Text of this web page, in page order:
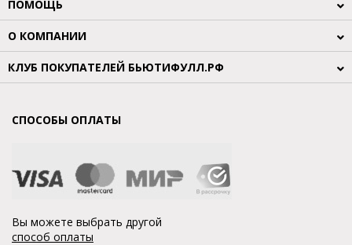
ПОМОЩЬ
О КОМПАНИИ
КЛУБ ПОКУПАТЕЛЕЙ БЬЮТИФУЛЛ.РФ
СПОСОБЫ ОПЛАТЫ
Вы можете выбрать другой
способ оплаты